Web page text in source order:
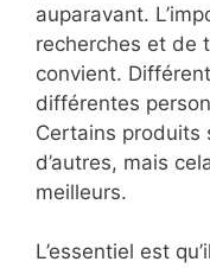
auparavant.
recherches et de
convient.
différentes
Certains produits
d’autres, mais
meilleurs.
L’essentiel est